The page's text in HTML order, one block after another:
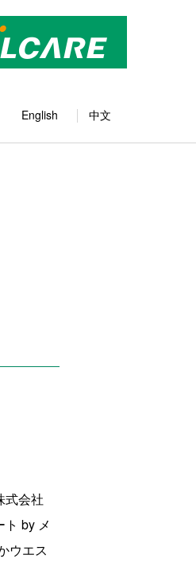
English 中文
式会社
by メ
ウエス